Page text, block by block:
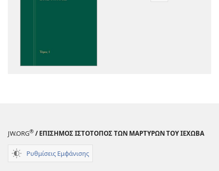
JW.ORG® / ΕΠΙΣΗΜΟΣ ΙΣΤΟΤΟΠΟΣ ΤΩΝ ΜΑΡΤΥΡΩΝ ΤΟΥ ΙΕΧΩΒΑ
Ρυθμίσεις Εμφάνισης